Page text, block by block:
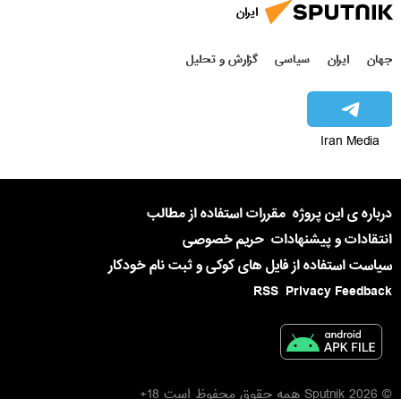
ایران
جهان ایران سیاسی گزارش و تحلیل
Iran Media
درباره ی این پروژه مقررات استفاده از مطالب
انتقادات و پیشنهادات حریم خصوصی
سیاست استفاده از فایل های کوکی و ثبت نام خودکار
Privacy Feedback
RSS